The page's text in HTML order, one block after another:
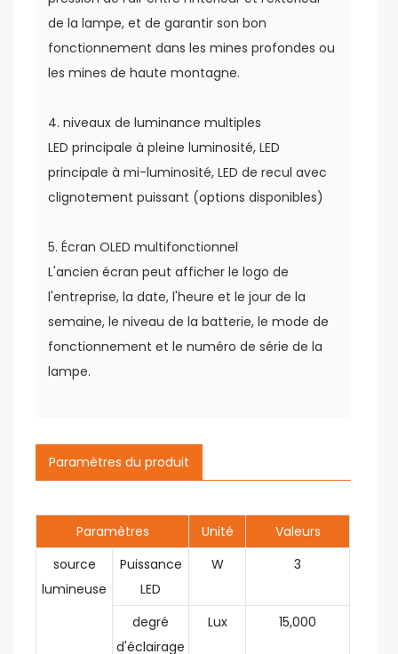
de la lampe, et de garantir son bon
fonctionnement dans les mines profondes ou
les mines de haute montagne.
4. niveaux de luminance multiples
LED principale à pleine luminosité, LED
principale à mi-luminosité, LED de recul avec
clignotement puissant (options disponibles)
5. Écran OLED multifonctionnel
L'ancien écran peut afficher le logo de
l'entreprise, la date, l'heure et le jour de la
semaine, le niveau de la batterie, le mode de
fonctionnement et le numéro de série de la
lampe.
Paramètres du produit
Paramètres Unité
Valeurs
source
lumineuse
Puissance
LED
W 3
degré
d'éclairage
Lux 15,000